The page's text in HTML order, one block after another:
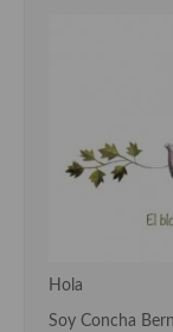
Cocina de Ucrania
Cocina Eslovena
Cocina Griega
Hola
Soy Concha